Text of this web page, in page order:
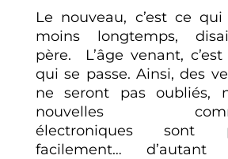
Le nouveau, c’est ce
moins longtemps,
père. L’âge venant,
qui se passe. Ainsi, des
ne seront pas oubliés,
nouvelles
électroniques sont
facilement… d’autant